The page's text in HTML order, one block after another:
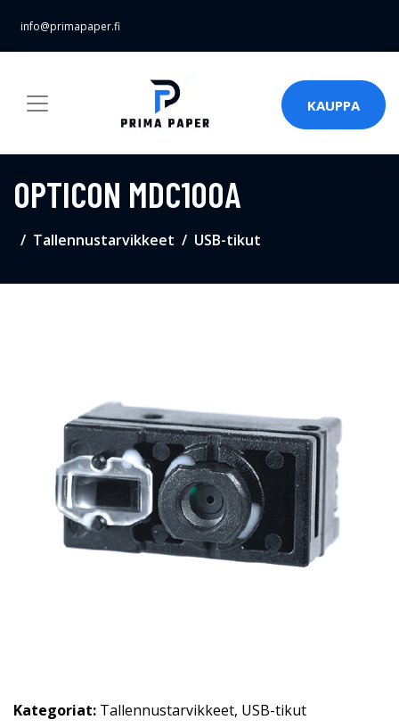
info@primapaper.fi
KAUPPA
OPTICON MDC100A
Tallennustarvikkeet USB-tikut
Kategoriat: Tallennustarvikkeet, USB-tikut